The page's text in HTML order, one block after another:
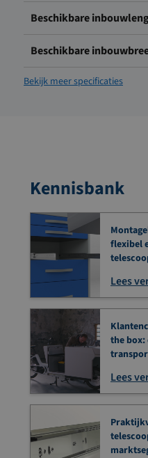
Bekijk meer specificaties
Kennisbank
flexibel
Lees
the box:
Lees